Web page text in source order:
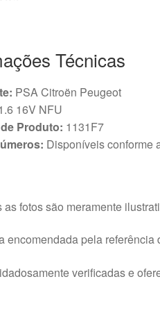
Técnicas
PSA Citroën Peugeot
16V NFU
Produto: 1131F7
Disponíveis conforme
fotos são meramente
pela referência
verificadas e